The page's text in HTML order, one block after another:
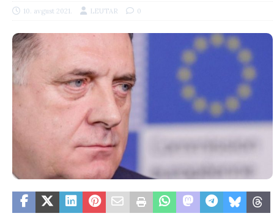
10. avgust 2021. LEUTAR 0